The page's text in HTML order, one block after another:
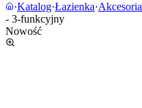
·Katalog·Łazienka·Akcesoria
- 3-funkcyjny
Nowość